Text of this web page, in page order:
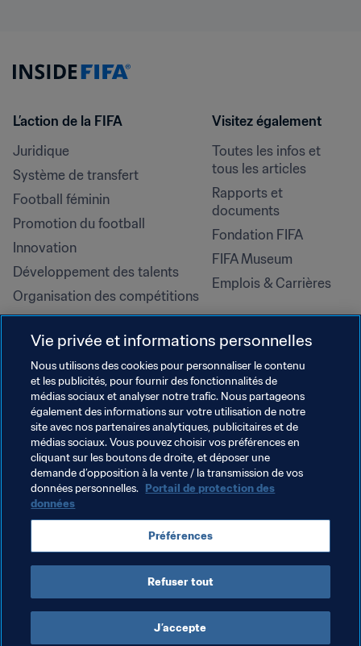
L’action de la FIFA
Juridique
Système de transfert
Football féminin
Promotion du football
Innovation
Développement des talents
Organisation des compétitions
Développement durable
Droits de l'homme et lutte contre
la discrimination
Santé et médical
Initiatives en matière de
formation
Visitez également
Toutes les infos et
tous les articles
Rapports et
documents
Fondation FIFA
FIFA Museum
Emplois & Carrières
CONDITIONS D'UTILISATION
PORTAIL DE LA FIFA SUR LA PROTECTION DES DONNÉES
TÉLÉCHARGEMENTS
PARAMÈTRAGE DES COOKIES
Droits d'auteur © 1994 - 2025 FIFA. Tous les droits sont réservés.
Vie privée et informations personnelles
Nous utilisons des cookies pour personnaliser le contenu
et les publicités, pour fournir des fonctionnalités de
médias sociaux et analyser notre trafic. Nous partageons
également des informations sur votre utilisation de notre
site avec nos partenaires analytiques, publicitaires et de
médias sociaux. Vous pouvez choisir vos préférences en
cliquant sur les boutons de droite, et déposer une
demande d’opposition à la vente / la transmission de vos
données personnelles. Portail de protection des
données
Préférences
Refuser tout
J’accepte